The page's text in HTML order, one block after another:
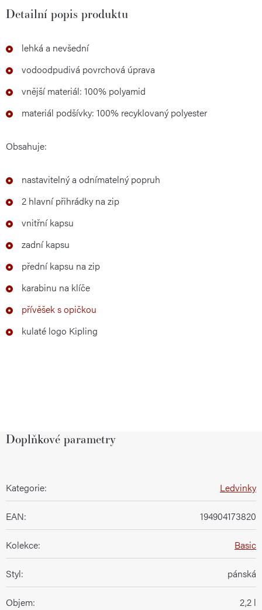
Detailní popis produktu
lehká a nevšední
vodoodpudivá povrchová úprava
vnější materiál: 100% polyamid
materiál podšívky: 100% recyklovaný polyester
Obsahuje:
nastavitelný a odnímatelný popruh
2 hlavní přihrádky na zip
vnitřní kapsu
zadní kapsu
přední kapsu na zip
karabinu na klíče
přívěšek s opičkou
kulaté logo Kipling
Doplňkové parametry
Kategorie: Ledvinky
EAN: 194904173820
Kolekce: Basic
Styl: pánská
Objem: 2,2 l